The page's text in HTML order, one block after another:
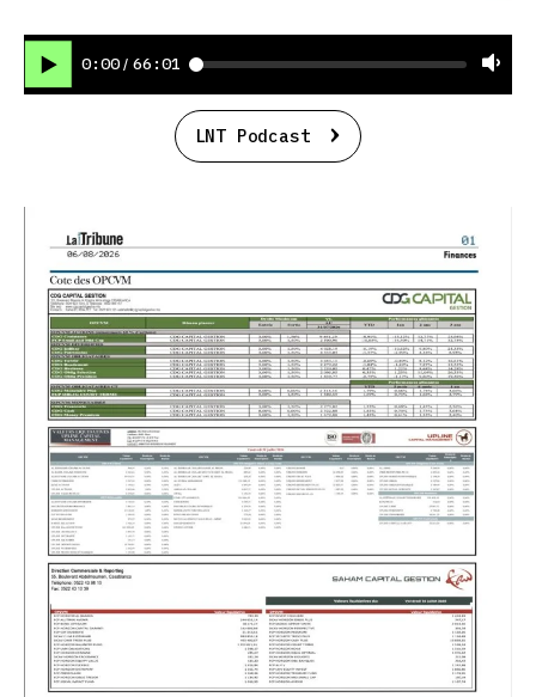
0:00 / 66:01
LNT Podcast